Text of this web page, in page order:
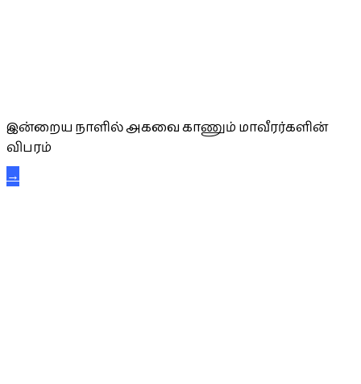
இன்றைய நாளில் அகவை காணும் மாவீரர்களின்
விபரம்
→